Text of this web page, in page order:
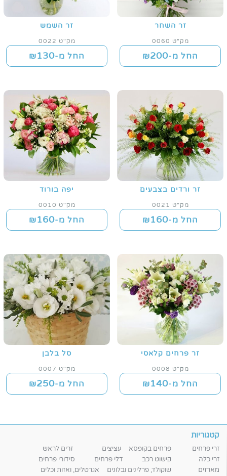
זר השחר
מק"ט 0060
החל מ-₪200
זר השמש
מק"ט 0022
החל מ-₪130
זר ורדים בצבעים
מק"ט 0021
החל מ-₪160
יפה בורוד
מק"ט 0010
החל מ-₪160
זר פרחים קלאסי
מק"ט 0008
החל מ-₪140
סל בלבן
מק"ט 0007
החל מ-₪250
קטגוריות
זרי פרחים פרחים בקופסא עציצים
זרים לראש
זרי כלה
קישוט רכב דלי פרחים
סידורי פרחים
מארזים
שוקולד, פרלינים ובלונים אגרטלים, ואזות וכלים